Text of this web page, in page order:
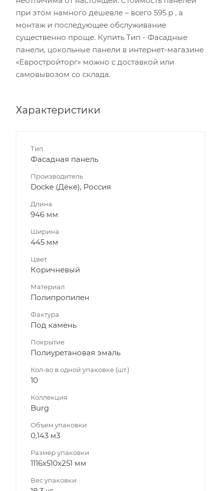
при этом намного дешевле – всего 595 р , а
монтаж и последующее обслуживание
существенно проще. Купить Тип - Фасадные
панели, цокольные панели в интернет-магазине
«Евростройторг» можно с доставкой или
самовывозом со склада.
Характеристики
Тип
Фасадная панель
Производитель
Docke (Дёке), Россия
Длина
946 мм
Ширина
445 мм
Цвет
Коричневый
Материал
Полипропилен
Фактура
Под камень
Покрытие
Полиуретановая эмаль
Кол-во в одной упаковке (шт.)
10
Коллекция
Burg
Объем упаковки
0,143 м3
Размер упаковки
1116х510х251 мм
Вес упаковки